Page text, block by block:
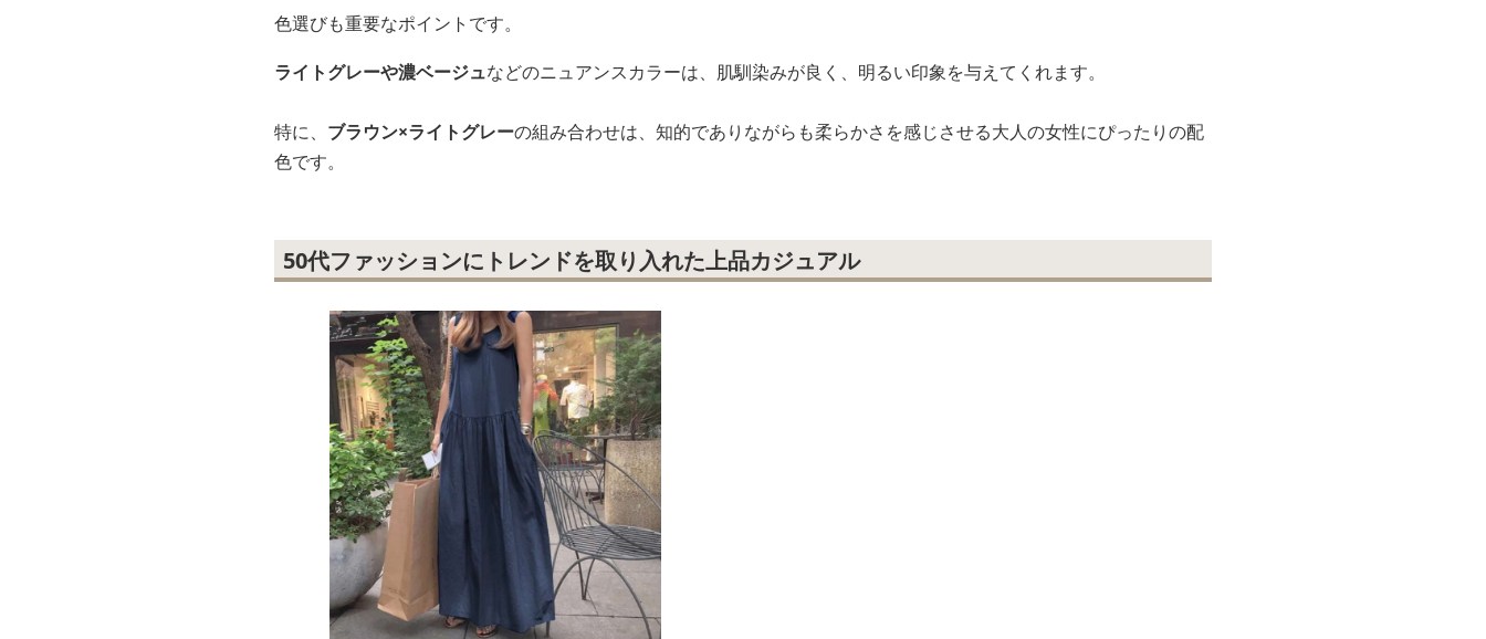
色選びも重要なポイントです。
ライトグレーや濃ベージュなどのニュアンスカラーは、肌馴染みが良く、明るい印象を与えてくれます。
特に、 ブラウン×ライトグレーの組み合わせは、知的でありながらも柔らかさを感じさせる大人の女性にぴったりの配
色です。
50代ファッションにトレンドを取り入れた上品カジュアル